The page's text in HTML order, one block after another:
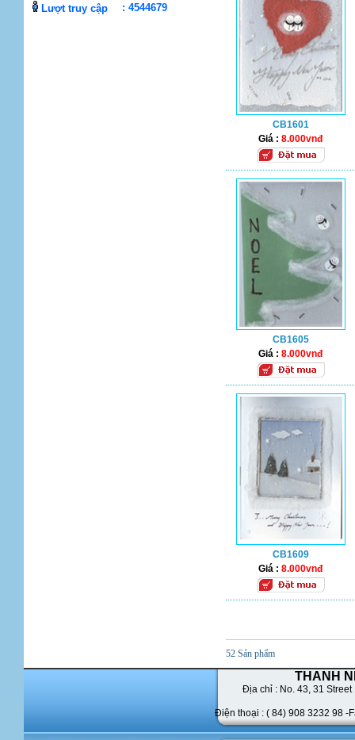
Nguồn gốc Ngày của Mẹ
Lượt truy cập
: 4544679
CB1601
Giá :8.000vnđ
CB1605
Giá :8.000vnđ
CB1609
Giá :8.000vnđ
52 Sản phẩm
THANH
Địa chỉ : No. 43, 31 Street
Điện thoại : ( 84) 908 3232 98 -